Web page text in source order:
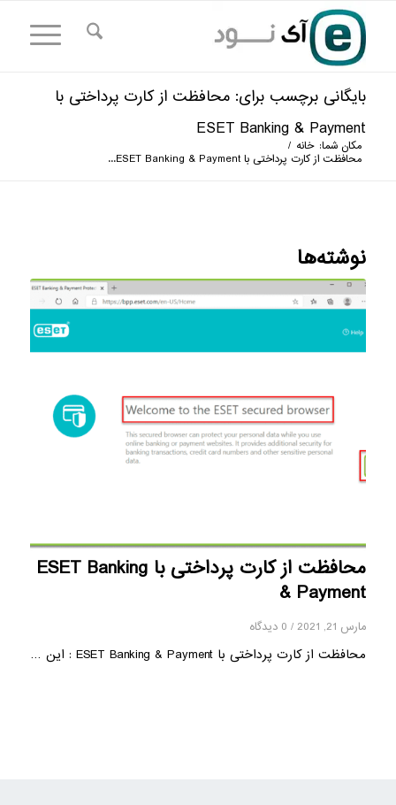
بایگانی برچسب برای: محافظت از کارت پرداختی با
ESET Banking & Payment
مکان شما: خانه /
محافظت از کارت پرداختی با ESET Banking & Payment...
نوشته‌ها
محافظت از کارت پرداختی با ESET Banking
& Payment
مارس 21, 2021 / 0 دیدگاه
محافظت از کارت پرداختی با ESET Banking & Payment : این …